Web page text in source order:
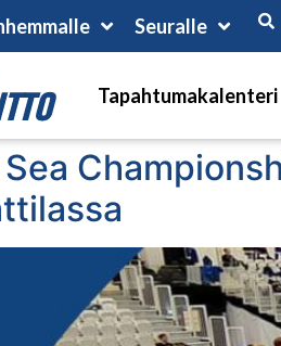
Seuralle
Tapahtumakalenteri